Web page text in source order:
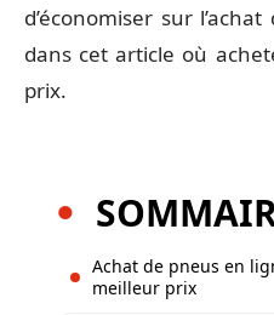
d’économiser sur
dans cet article où
prix.
Achat de pneus en
meilleur prix